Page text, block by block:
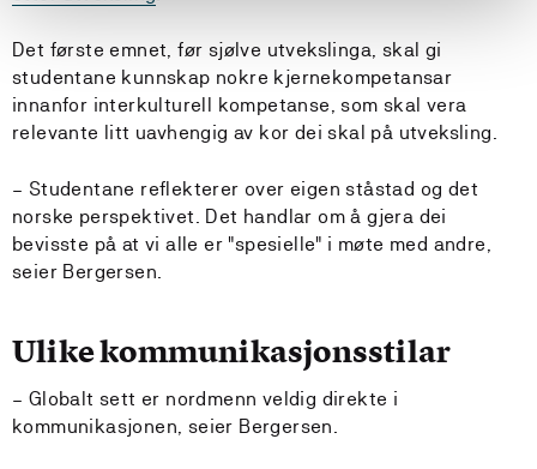
Det første emnet, før sjølve utvekslinga, skal gi
studentane kunnskap nokre kjernekompetansar
innanfor interkulturell kompetanse, som skal vera
relevante litt uavhengig av kor dei skal på utveksling.
– Studentane reflekterer over eigen ståstad og det
norske perspektivet. Det handlar om å gjera dei
bevisste på at vi alle er "spesielle" i møte med andre,
seier Bergersen.
Ulike kommunikasjonsstilar
– Globalt sett er nordmenn veldig direkte i
kommunikasjonen, seier Bergersen.